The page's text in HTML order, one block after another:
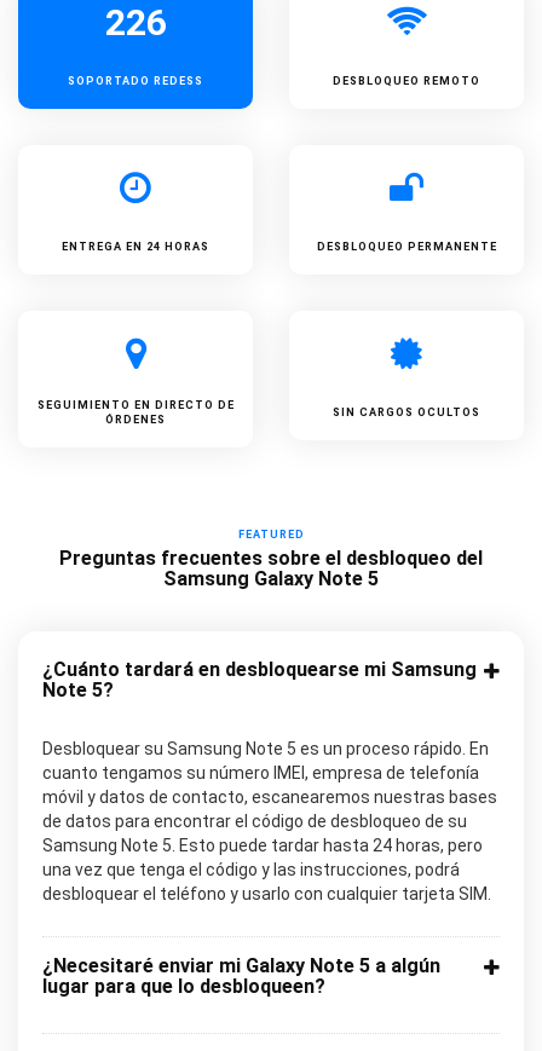
226
SOPORTADO REDESS DESBLOQUEO REMOTO
ENTREGA EN 24 HORAS DESBLOQUEO PERMANENTE
SEGUIMIENTO EN DIRECTO DE
ÓRDENES
SIN CARGOS OCULTOS
FEATURED
Preguntas frecuentes sobre el desbloqueo del
Samsung Galaxy Note 5
¿Cuánto tardará en desbloquearse mi Samsung
Note 5?
Desbloquear su Samsung Note 5 es un proceso rápido. En
cuanto tengamos su número IMEI, empresa de telefonía
móvil y datos de contacto, escanearemos nuestras bases
de datos para encontrar el código de desbloqueo de su
Samsung Note 5. Esto puede tardar hasta 24 horas, pero
una vez que tenga el código y las instrucciones, podrá
desbloquear el teléfono y usarlo con cualquier tarjeta SIM.
¿Necesitaré enviar mi Galaxy Note 5 a algún
lugar para que lo desbloqueen?